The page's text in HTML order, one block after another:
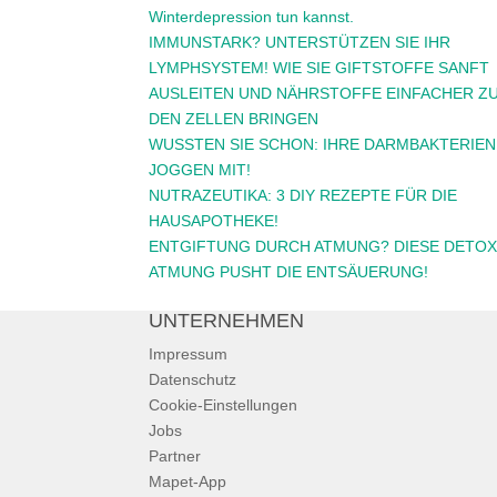
Winterdepression tun kannst.
IMMUNSTARK? UNTERSTÜTZEN SIE IHR
LYMPHSYSTEM! WIE SIE GIFTSTOFFE SANFT
AUSLEITEN UND NÄHRSTOFFE EINFACHER
DEN ZELLEN BRINGEN
WUSSTEN SIE SCHON: IHRE DARMBAKTERIEN
JOGGEN MIT!
NUTRAZEUTIKA: 3 DIY REZEPTE FÜR DIE
HAUSAPOTHEKE!
ENTGIFTUNG DURCH ATMUNG? DIESE
ATMUNG PUSHT DIE ENTSÄUERUNG!
UNTERNEHMEN
Impressum
Datenschutz
Cookie-Einstellungen
Jobs
Partner
Mapet-App